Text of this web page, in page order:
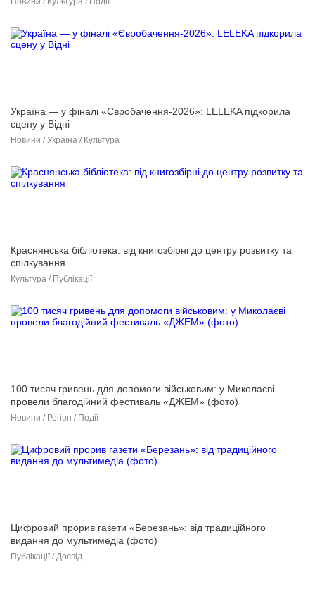
Україна — у фіналі «Євробачення-2026»: LELЕKA підкорила
сцену у Відні
Новини / Україна / Культура
Краснянська бібліотека: від книгозбірні до центру розвитку та
спілкування
Культура / Публікації
100 тисяч гривень для допомоги військовим: у Миколаєві
провели благодійний фестиваль «ДЖЕМ» (фото)
Новини / Регіон / Події
Цифровий прорив газети «Березань»: від традиційного
видання до мультимедіа (фото)
Публікації / Досвід